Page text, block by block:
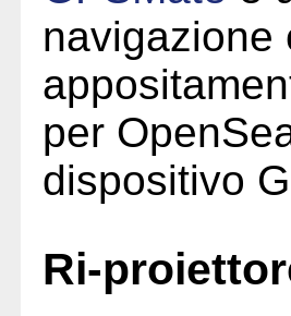
navigazione
per
dispositivo
Ri-